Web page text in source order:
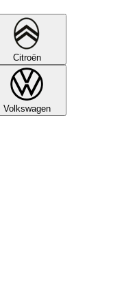
Citroën
Volkswagen